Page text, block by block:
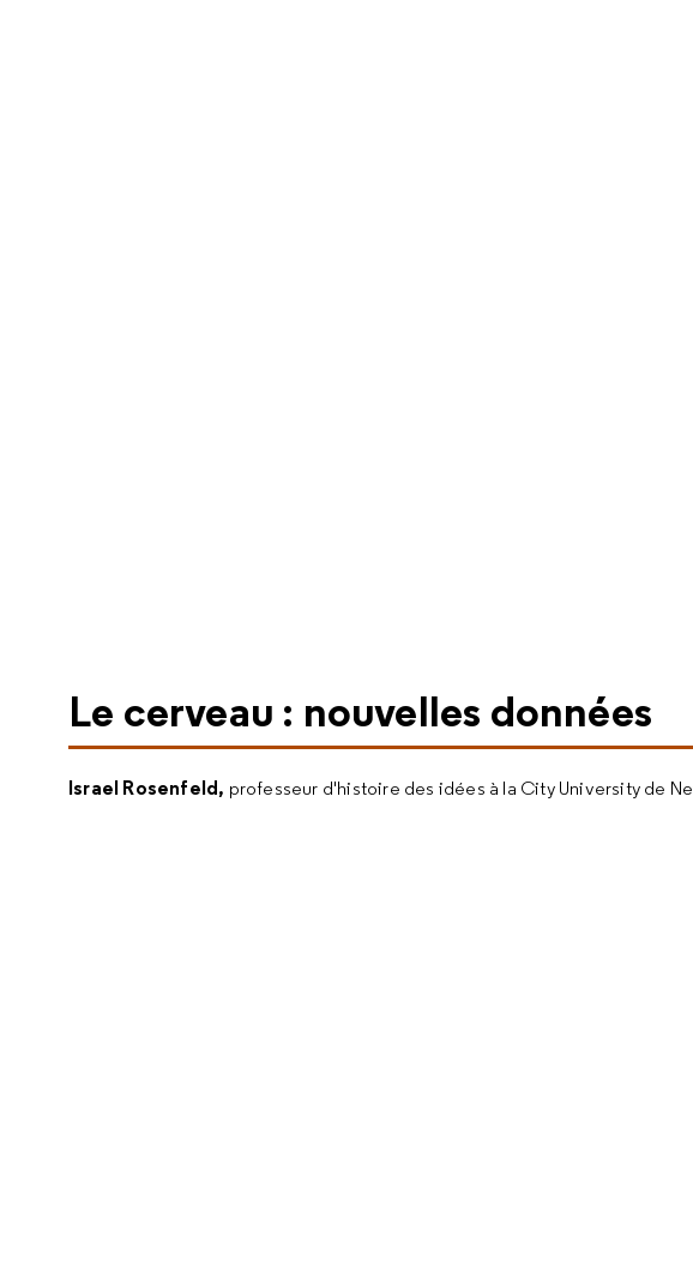
Le cerveau : nouvelles données
Israel Rosenfeld, professeur d'histoire des idées à la City University de